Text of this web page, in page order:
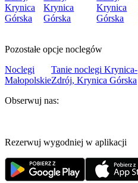
Krynica
Górska
Krynica
Górska
Krynica
Górska
Pozostałe opcje noclegów
Noclegi
Małopolskie
Tanie noclegi Krynica-
Zdrój, Krynica Górska
Obserwuj nas:
Rezerwuj wygodniej w aplikacji